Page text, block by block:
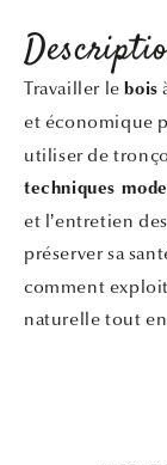
Travailler lebois
et économique
utiliser de
techniques
et l’entretien
préserver sa
comment
naturelle tout